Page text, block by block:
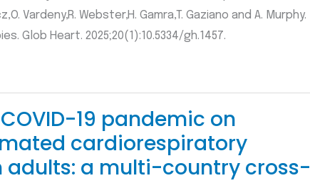
Vardeny,R. Webster,H. Gamra,T. Gaziano and A. Murphy.
Glob Heart. 2025;20(1):10.5334/gh.1457.
19 pandemic on
cardiorespiratory
adults: a multi-country cross-